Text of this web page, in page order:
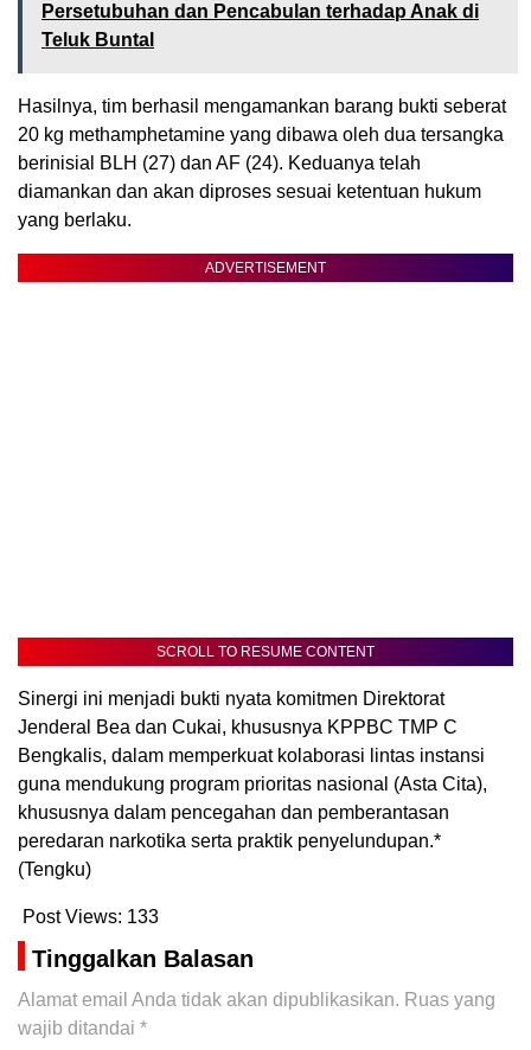
Persetubuhan dan Pencabulan terhadap Anak di
Teluk Buntal
Hasilnya, tim berhasil mengamankan barang bukti seberat
20 kg methamphetamine yang dibawa oleh dua tersangka
berinisial BLH (27) dan AF (24). Keduanya telah
diamankan dan akan diproses sesuai ketentuan hukum
yang berlaku.
ADVERTISEMENT
SCROLL TO RESUME CONTENT
Sinergi ini menjadi bukti nyata komitmen Direktorat
Jenderal Bea dan Cukai, khususnya KPPBC TMP C
Bengkalis, dalam memperkuat kolaborasi lintas instansi
guna mendukung program prioritas nasional (Asta Cita),
khususnya dalam pencegahan dan pemberantasan
peredaran narkotika serta praktik penyelundupan.*
(Tengku)
Post Views: 133
Tinggalkan Balasan
Alamat email Anda tidak akan dipublikasikan. Ruas yang
wajib ditandai *